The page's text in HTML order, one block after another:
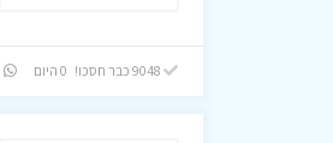
9048 כבר חסכו! 0 היום